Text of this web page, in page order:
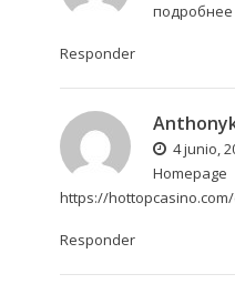
подробнее
Responder
4 junio,
Homepage
https://
Responder